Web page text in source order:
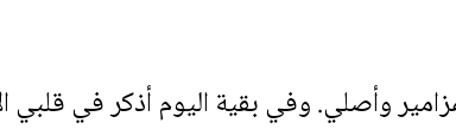
وأنا أتلو المزامير وأصلي. وفي بقية اليوم أذكر في